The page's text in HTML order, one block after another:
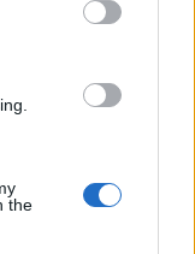
the
foto
+39